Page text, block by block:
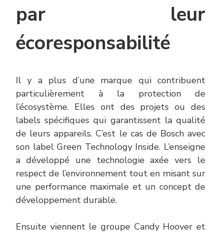
par leur
écoresponsabilité
Il y a plus d’une marque qui contribuent
particulièrement à la protection de
l’écosystème. Elles ont des projets ou des
labels spécifiques qui garantissent la qualité
de leurs appareils. C’est le cas de Bosch avec
son label Green Technology Inside. L’enseigne
a développé une technologie axée vers le
respect de l’environnement tout en misant sur
une performance maximale et un concept de
développement durable.
Ensuite viennent le groupe Candy Hoover et